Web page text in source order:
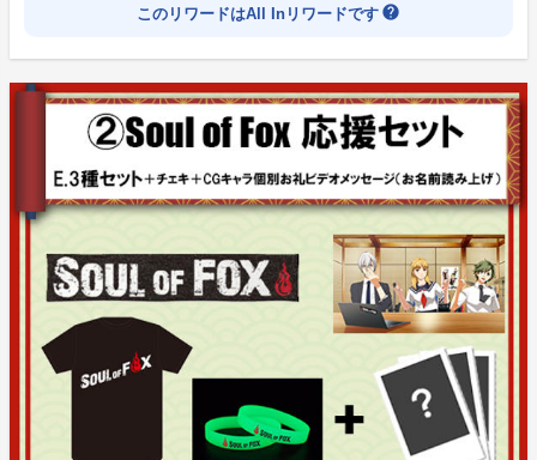
※ドラマ30分～40分 新曲3曲予定、キャストコメント
す。
・冊子（ドラマ台本、竹屋氏書下ろしのショートストー
リーなど）
⑤神巫詞オリジナル音声ドラマDLカード＋冊子付き
・音声ドラマダウンロードカード
※ドラマ30分～40分 新曲3曲予定、キャストコメント
※最終的なトラックリストは変更になる可能性がありま
す。
・冊子（ドラマ台本、竹屋氏書下ろしのショートストー
このリワードはAll Inリワードです help